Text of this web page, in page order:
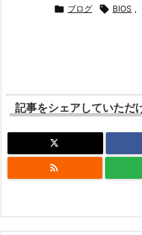
 ブログ  BIOS ,
記事をシェアしていただ
